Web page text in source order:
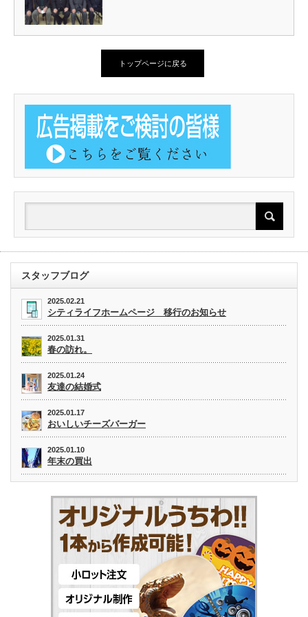
トップページに戻る
スタッフブログ
2025.02.21
シティライフホームページ 移行のお知らせ
2025.01.31
春の訪れ。
2025.01.24
友達の結婚式
2025.01.17
おいしいチーズバーガー
2025.01.10
年末の買出